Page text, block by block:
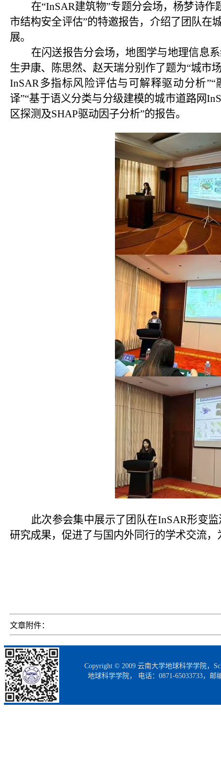
在“InSAR建筑物”专题分会场，杨梦诗作
市结构安全评估”的特邀报告，介绍了团队在
展。
在闪送报告分会场，地图学与地理信息
生尹康、陈思然、赵天瑞分别作了题为“城市
InSAR多指标风险评估与可解释驱动分析”“
译”“基于语义分类与分级建模的城市道路网
区探测及SHAP驱动因子分析”的报告。
此次参会集中展示了团队在InSAR形变
研究成果，促进了与国内外同行的学术交流
文章附件：
Copyright © 2009 云南大学地球科学学院，
地球科学学院， 电话：0871-65033733，邮